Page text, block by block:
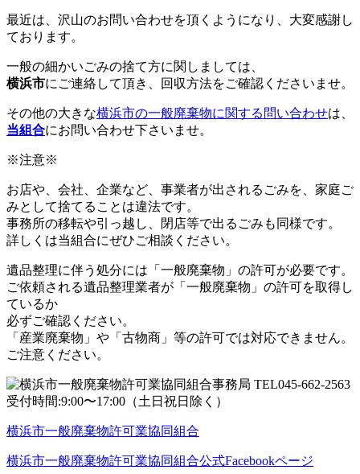
最近は、沢山のお問い合わせを頂くようになり、大変感謝し
ております。
一般の細かいごみの捨て方に関しましては、
横浜市にご連絡して頂き、回収方法をご確認くださいませ。
その他の大きな横浜市の一般廃棄物に関する問い合わせは、
当組合にお問い合わせ下さいませ。
※注意※
お店や、会社、企業など、事業者が出されるごみを、家庭ご
みとして捨てることは違法です。
事務所の移転や引っ越し、閉店等で出るごみも同様です。
詳しくは当組合にぜひご相談ください。
遺品整理に伴う処分には「一般廃棄物」の許可が必要です。
ご依頼される遺品整理業者が「一般廃棄物」の許可を取得し
ているか
必ずご確認ください。
「産業廃棄物」や「古物商」等の許可では対応できません。
ご注意ください。
横浜市一般廃棄物許可業協同組合
横浜市一般廃棄物許可業協同組合公式Facebookページ